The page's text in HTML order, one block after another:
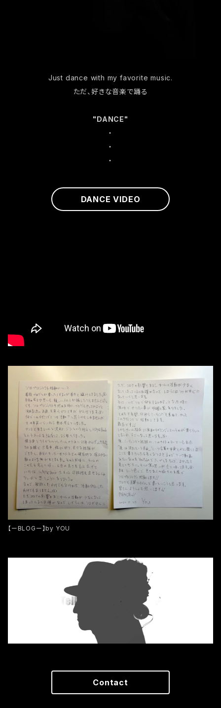
Just dance with my favorite music.
ただ、好きな音楽で踊る
"DANCE"
・
・
・
DANCE VIDEO
【ーBLOGー】by YOU
Contact